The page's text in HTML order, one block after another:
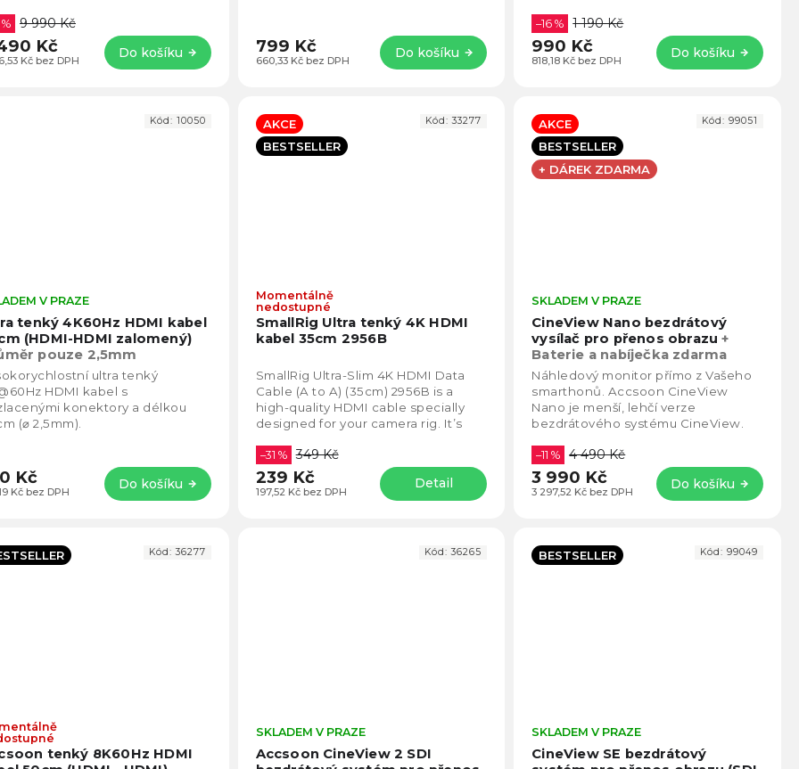
Kč bez DPH
% 9 990 Kč
Kč Do košíku
živé vysílání...
660,33 Kč bez DPH
799 Kč Do košíku 818,18 Kč bez DPH
–16 % 1 190 Kč
990 Kč Do košíku
tenký 4K60Hz HDMI kabel
(HDMI-HDMI zalomený)
pouze 2,5mm
Průměrné
hodnocení
produktu
hvězdiček.
V PRAZE
Kč bez DPH
Kč Do košíku
ultra tenký
HDMI kabel s
konektory a délkou
(⌀ 2,5mm).
Kód: 10050
AKCE
BESTSELLER
SmallRig Ultra tenký 4K HDMI
kabel 35cm 2956B
Průměrné
hodnocení
produktu
hvězdiček.
Momentálně
nedostupné
197,52 Kč bez DPH
–31 % 349 Kč
239 Kč Detail
SmallRig Ultra-Slim 4K HDMI Data
Cable (A to A) (35cm) 2956B is a
high-quality HDMI cable specially
designed for your camera rig. It’s
Kód:33277
AKCE
BESTSELLER
+ DÁREK ZDARMA
CineView Nano bezdrátový
vysílač pro přenos obrazu+
Baterie a nabíječka zdarma
SKLADEM V PRAZE
3 297,52 Kč bez DPH
–11 % 4 490 Kč
3 990 Kč Do košíku
Náhledový monitor přímo z Vašeho
smarthonů. Accsoon CineView
Nano je menší, lehčí verze
bezdrátového systému CineView.
1080p60 HDMI signál přes...
Kód: 99051
tenký 8K60Hz HDMI
Průměrné
hodnocení
Kód:36277
Accsoon CineView 2 SDI
Průměrné
hodnocení
SKLADEM V PRAZE
Kód:36265 BESTSELLER
CineView SE bezdrátový
SKLADEM V PRAZE
Kód: 99049